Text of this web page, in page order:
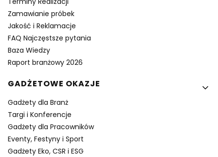
Zamawianie próbek
Jakość i Reklamacje
FAQ Najczęstsze pytania
Baza Wiedzy
Raport branżowy 2026
GADŻETOWE OKAZJE
Gadżety dla Branż
Targi i Konferencje
Gadżety dla Pracowników
Eventy, Festyny i Sport
Gadżety Eko, CSR i ESG